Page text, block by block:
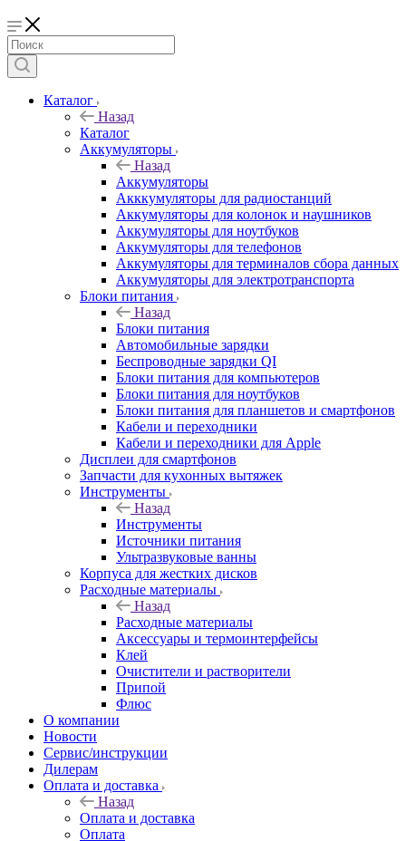
Каталог
Назад
Каталог
Аккумуляторы
Назад
Аккумуляторы
Акккумуляторы для радиостанций
Аккумуляторы для колонок и наушников
Аккумуляторы для ноутбуков
Аккумуляторы для телефонов
Аккумуляторы для терминалов сбора данных
Аккумуляторы для электротранспорта
Блоки питания
Назад
Блоки питания
Автомобильные зарядки
Беспроводные зарядки QI
Блоки питания для компьютеров
Блоки питания для ноутбуков
Блоки питания для планшетов и смартфонов
Кабели и переходники
Кабели и переходники для Apple
Дисплеи для смартфонов
Запчасти для кухонных вытяжек
Инструменты
Назад
Инструменты
Источники питания
Ультразвуковые ванны
Корпуса для жестких дисков
Расходные материалы
Назад
Расходные материалы
Аксессуары и термоинтерфейсы
Клей
Очистители и растворители
Припой
Флюс
О компании
Новости
Сервис/инструкции
Дилерам
Оплата и доставка
Назад
Оплата и доставка
Оплата